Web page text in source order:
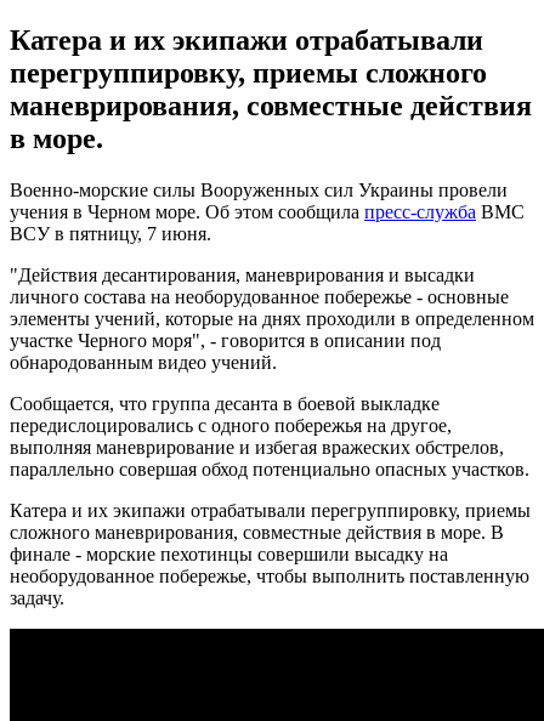
Катера и их экипажи отрабатывали
перегруппировку, приемы сложного
маневрирования, совместные действия
в море.
Военно-морские силы Вооруженных сил Украины провели
учения в Черном море. Об этом сообщила пресс-служба ВМС
ВСУ в пятницу, 7 июня.
"Действия десантирования, маневрирования и высадки
личного состава на необорудованное побережье - основные
элементы учений, которые на днях проходили в определенном
участке Черного моря", - говорится в описании под
обнародованным видео учений.
Сообщается, что группа десанта в боевой выкладке
передислоцировались с одного побережья на другое,
выполняя маневрирование и избегая вражеских обстрелов,
параллельно совершая обход потенциально опасных участков.
Катера и их экипажи отрабатывали перегруппировку, приемы
сложного маневрирования, совместные действия в море. В
финале - морские пехотинцы совершили высадку на
необорудованное побережье, чтобы выполнить поставленную
задачу.